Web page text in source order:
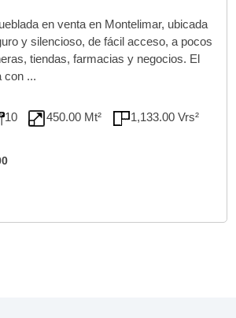
en venta en Montelimar, ubicada
y silencioso, de fácil acceso, a pocos
tiendas, farmacias y negocios. El
con ...
10 450.00 Mt² 1,133.00 Vrs²